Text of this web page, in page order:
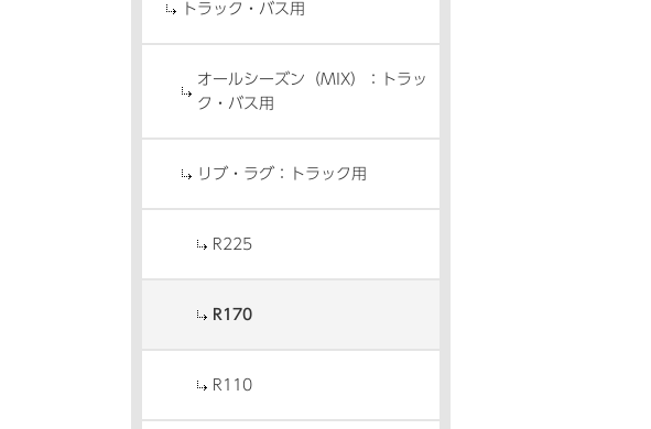
トラック・バス用
オールシーズン（MIX）：トラッ
ク・バス用
リブ・ラグ：トラック用
R225
R170
R110